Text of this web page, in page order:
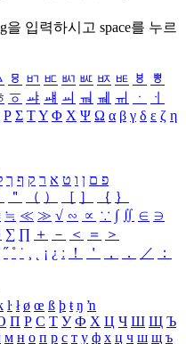
을 입력하시고 space를 누르
ㅱ ㅲ ㅳ ㅴ ㅵ ㅶ ㅷ ㅸ
ㅹ
ㆆ ㆇ ㆈ ㆉ ㆊ ㆋ ㆌ ㆍ
ㆎ
Ρ Σ ΤΥ Φ Χ Ψ Ω α β γ δ ε ζ η
פ ם ן ו ט א ר ק ף ך
＂ （ ） ［ ］ ｛ ｝
≒ ≪ ≫ √ ∽ ∝ ∵ ∫ ∬ ∈ ∋
∑ ∏ ＋ － ＜ ＝
＞
˝ ˚ ˙ ¸ ¡ ¿ ː ！ ＇ ， ． ／
：
ŀ ł ø œ ß þ ŧ ŋ ŉ
П Р С Т У Ф Х Ц Ч Ш Щ Ъ
м н о п р с т у ф х ц ч ш щ ъ